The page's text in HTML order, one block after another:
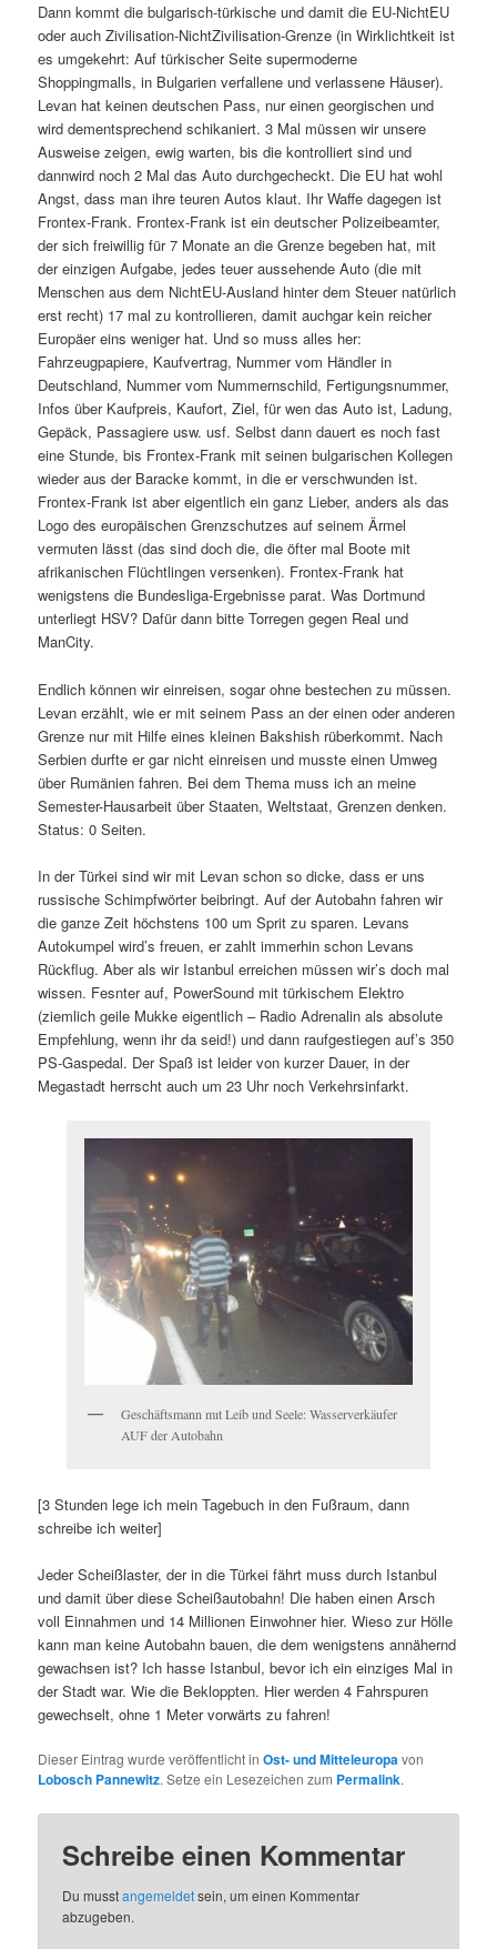
Dann kommt die bulgarisch-türkische und damit die EU-NichtEU
oder auch Zivilisation-NichtZivilisation-Grenze (in Wirklichtkeit ist
es umgekehrt: Auf türkischer Seite supermoderne
Shoppingmalls, in Bulgarien verfallene und verlassene Häuser).
Levan hat keinen deutschen Pass, nur einen georgischen und
wird dementsprechend schikaniert. 3 Mal müssen wir unsere
Ausweise zeigen, ewig warten, bis die kontrolliert sind und
dannwird noch 2 Mal das Auto durchgecheckt. Die EU hat wohl
Angst, dass man ihre teuren Autos klaut. Ihr Waffe dagegen ist
Frontex-Frank. Frontex-Frank ist ein deutscher Polizeibeamter,
der sich freiwillig für 7 Monate an die Grenze begeben hat, mit
der einzigen Aufgabe, jedes teuer aussehende Auto (die mit
Menschen aus dem NichtEU-Ausland hinter dem Steuer natürlich
erst recht) 17 mal zu kontrollieren, damit auchgar kein reicher
Europäer eins weniger hat. Und so muss alles her:
Fahrzeugpapiere, Kaufvertrag, Nummer vom Händler in
Deutschland, Nummer vom Nummernschild, Fertigungsnummer,
Infos über Kaufpreis, Kaufort, Ziel, für wen das Auto ist, Ladung,
Gepäck, Passagiere usw. usf. Selbst dann dauert es noch fast
eine Stunde, bis Frontex-Frank mit seinen bulgarischen Kollegen
wieder aus der Baracke kommt, in die er verschwunden ist.
Frontex-Frank ist aber eigentlich ein ganz Lieber, anders als das
Logo des europäischen Grenzschutzes auf seinem Ärmel
vermuten lässt (das sind doch die, die öfter mal Boote mit
afrikanischen Flüchtlingen versenken). Frontex-Frank hat
wenigstens die Bundesliga-Ergebnisse parat. Was Dortmund
unterliegt HSV? Dafür dann bitte Torregen gegen Real und
ManCity.
Endlich können wir einreisen, sogar ohne bestechen zu müssen.
Levan erzählt, wie er mit seinem Pass an der einen oder anderen
Grenze nur mit Hilfe eines kleinen Bakshish rüberkommt. Nach
Serbien durfte er gar nicht einreisen und musste einen Umweg
über Rumänien fahren. Bei dem Thema muss ich an meine
Semester-Hausarbeit über Staaten, Weltstaat, Grenzen denken.
Status: 0 Seiten.
In der Türkei sind wir mit Levan schon so dicke, dass er uns
russische Schimpfwörter beibringt. Auf der Autobahn fahren wir
die ganze Zeit höchstens 100 um Sprit zu sparen. Levans
Autokumpel wird’s freuen, er zahlt immerhin schon Levans
Rückflug. Aber als wir Istanbul erreichen müssen wir’s doch mal
wissen. Fesnter auf, PowerSound mit türkischem Elektro
(ziemlich geile Mukke eigentlich – Radio Adrenalin als absolute
Empfehlung, wenn ihr da seid!) und dann raufgestiegen auf’s 350
PS-Gaspedal. Der Spaß ist leider von kurzer Dauer, in der
Megastadt herrscht auch um 23 Uhr noch Verkehrsinfarkt.
Geschäftsmann mıt Leib und Seele: Wasserverkäufer
AUF der Autobahn
[3 Stunden lege ich mein Tagebuch in den Fußraum, dann
schreibe ich weiter]
Jeder Scheißlaster, der in die Türkei fährt muss durch Istanbul
und damit über diese Scheißautobahn! Die haben einen Arsch
voll Einnahmen und 14 Millionen Einwohner hier. Wieso zur Hölle
kann man keine Autobahn bauen, die dem wenigstens annähernd
gewachsen ist? Ich hasse Istanbul, bevor ich ein einziges Mal in
der Stadt war. Wie die Bekloppten. Hier werden 4 Fahrspuren
gewechselt, ohne 1 Meter vorwärts zu fahren!
Dieser Eintrag wurde veröffentlicht inOst- und Mitteleuropavon
Lobosch Pannewitz. Setze ein Lesezeichen zum Permalink.
Schreibe einen Kommentar
Du musstangemeldetsein, um einen Kommentar
abzugeben.